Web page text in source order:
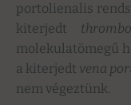
portolienalis
kiterjedt
molekulatömegű
a kiterjedt vena
nem végeztünk.